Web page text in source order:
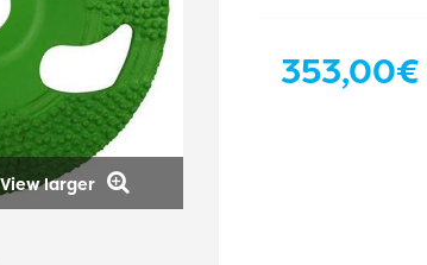
View larger
353,00€